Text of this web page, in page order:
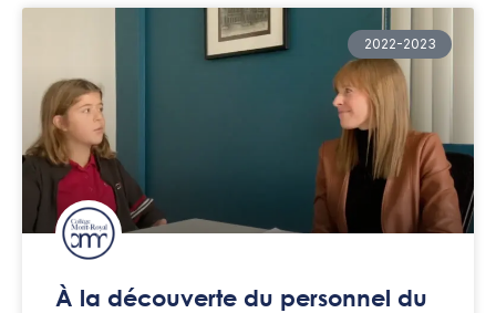
2022-2023
À la découverte du personnel du